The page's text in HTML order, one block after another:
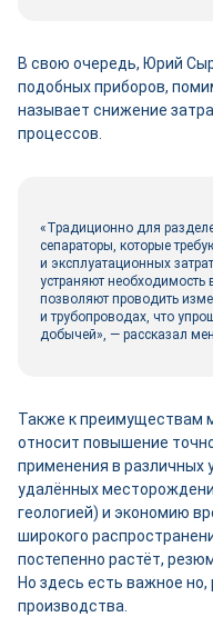
В свою очередь, Юрий
подобных приборов,
называет снижение
процессов.
«Традиционно для
сепараторы, которые
и эксплуатационных
устраняют необходимость
позволяют проводить
и трубопроводах, что
добычей», ― рассказал
Также к преимуществам
относит повышение
применения в различных
удалённых
геологией) и экономию
широкого
постепенно растёт,
Но здесь есть важное
производства.